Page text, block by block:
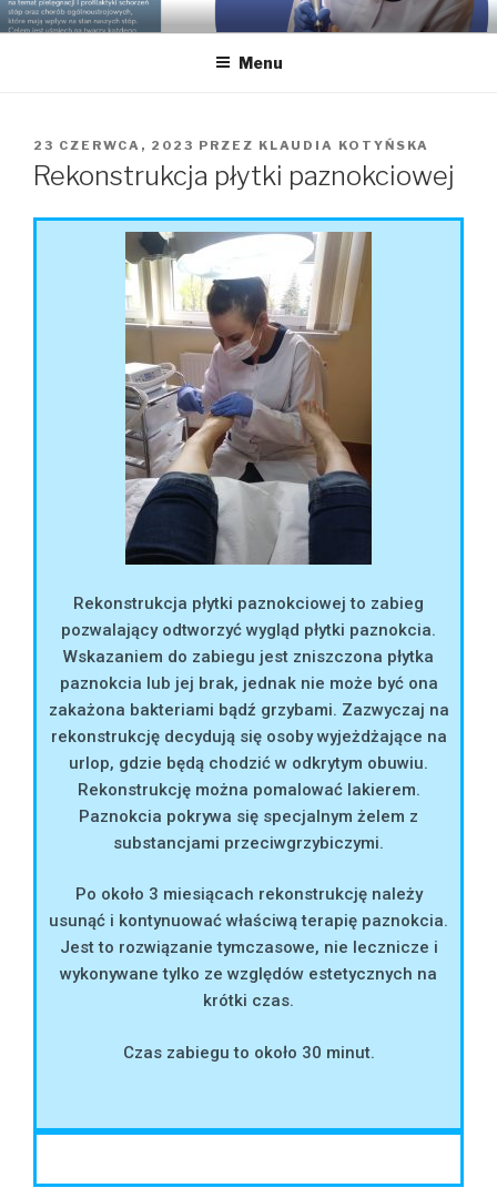
GABINET PODOLOGICZNY
KLAUDIA KOTYŃSKA
Podolog dla Twoich stóp, Bielsko-Biała, gabinet podologiczny,
Menu
23 CZERWCA, 2023 PRZEZ KLAUDIA KOTYŃSKA
Rekonstrukcja płytki paznokciowej
Rekonstrukcja płytki paznokciowej to zabieg
pozwalający odtworzyć wygląd płytki paznokcia.
Wskazaniem do zabiegu jest zniszczona płytka
paznokcia lub jej brak, jednak nie może być ona
zakażona bakteriami bądź grzybami. Zazwyczaj na
rekonstrukcję decydują się osoby wyjeżdżające na
urlop, gdzie będą chodzić w odkrytym obuwiu.
Rekonstrukcję można pomalować lakierem.
Paznokcia pokrywa się specjalnym żelem z
substancjami przeciwgrzybiczymi.
Po około 3 miesiącach rekonstrukcję należy
usunąć i kontynuować właściwą terapię paznokcia.
Jest to rozwiązanie tymczasowe, nie lecznicze i
wykonywane tylko ze względów estetycznych na
krótki czas.
Czas zabiegu to około 30 minut.